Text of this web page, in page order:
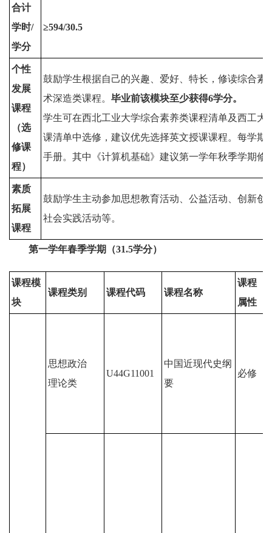
合计
学时/
学分
≥594/30.5
个性
发展
课程
（选
修课
程）
鼓励学生根据自己的兴趣、爱好、特长，修读综合素
术深造类课程。 毕业前该模块至少获得6学分。
学生可在西北工业大学综合素养类课程清单及西工大
课清单中选修，建议优先选择英文授课课程。每学期
手册。其中《计算机基础》建议第一学年秋季学期修
素质
拓展
课程
鼓励学生主动参加思想教育活动、公益活动、创新创
社会实践活动等。
第一学年春季学期（31.5学分）
课程模
块
课程类别 课程代码 课程名称
课程
属性
思想政治
理论类
U44G11001
中国近现代史纲
要
必修